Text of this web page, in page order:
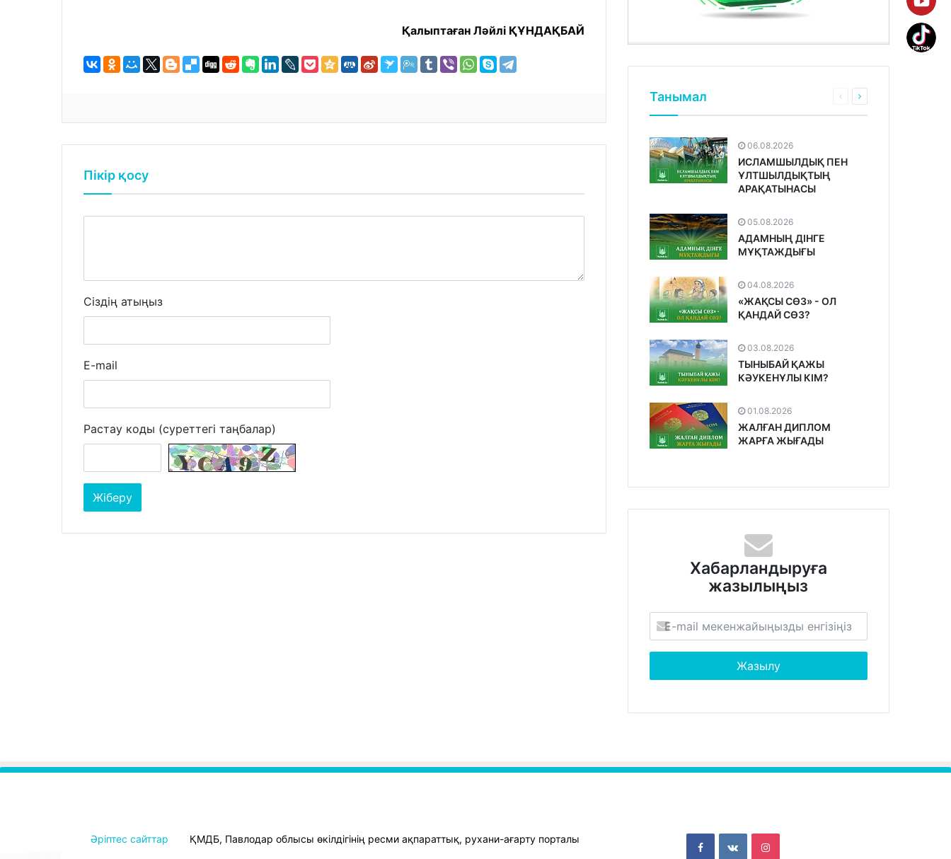
Қалыптаған Ләйлі ҚҰНДАҚБАЙ
Пікір қосу
Сіздің атыңыз
E-mail
Растау коды (суреттегі таңбалар)
Танымал
06.08.2026
ИСЛАМШЫЛДЫҚ ПЕН
ҰЛТШЫЛДЫҚТЫҢ
АРАҚАТЫНАСЫ
05.08.2026
АДАМНЫҢ ДІНГЕ
МҰҚТАЖДЫҒЫ
04.08.2026
«ЖАҚСЫ СӨЗ» - ОЛ
ҚАНДАЙ СӨЗ?
03.08.2026
ТЫНЫБАЙ ҚАЖЫ
КӘУКЕНҰЛЫ КІМ?
01.08.2026
ЖАЛҒАН ДИПЛОМ
ЖАРҒА ЖЫҒАДЫ
Хабарландыруға
жазылыңыз
Әріптес сайттар ҚМДБ, Павлодар облысы өкілдігінің ресми ақпараттық, рухани-ағарту порталы